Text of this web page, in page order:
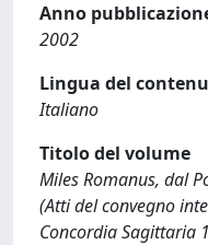
Anno
2002
Lingua del
Italiano
Titolo del volume
Miles Romanus, dal
(Atti del convegno
Concordia Sagittaria